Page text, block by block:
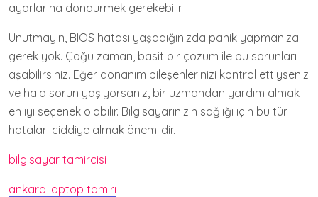
ayarlarına döndürmek gerekebilir.
Unutmayın, BIOS hatası yaşadığınızda panik yapmanıza
gerek yok. Çoğu zaman, basit bir çözüm ile bu sorunları
aşabilirsiniz. Eğer donanım bileşenlerinizi kontrol ettiyseniz
ve hala sorun yaşıyorsanız, bir uzmandan yardım almak
en iyi seçenek olabilir. Bilgisayarınızın sağlığı için bu tür
hataları ciddiye almak önemlidir.
bilgisayar tamircisi
ankara laptop tamiri